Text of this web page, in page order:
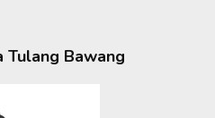
Tulang Bawang